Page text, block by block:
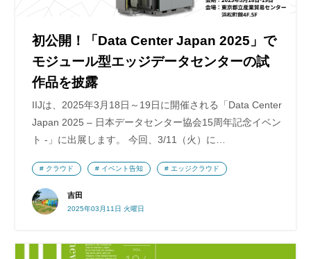
初公開！「Data Center Japan 2025」で
モジュール型エッジデータセンターの試
作品を披露
IIJは、2025年3月18日～19日に開催される「Data Center
Japan 2025 – 日本データセンター協会15周年記念イベン
ト -」に出展します。 今回、3/11（火）に…
吉田
2025年03月11日 火曜日
クラウド イベント告知 エッジクラウド